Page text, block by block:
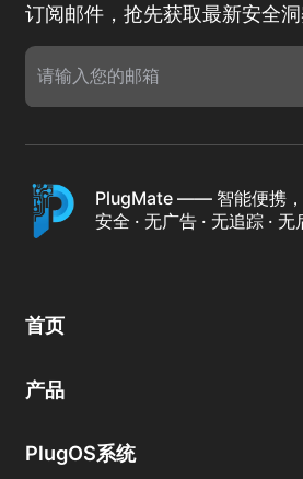
订阅邮件，抢先获取最新安全
PlugMate —— 智能便携
安全 · 无广告 · 无追踪 ·
首页
产品
PlugOS系统